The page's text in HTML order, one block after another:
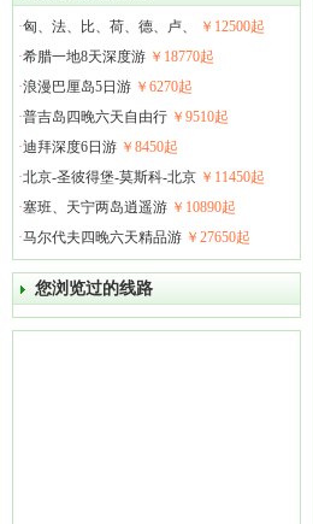
·匈、法、比、荷、德、卢、
￥12500起
·希腊一地8天深度游 ￥18770起
·浪漫巴厘岛5日游 ￥6270起
·普吉岛四晚六天自由行 ￥9510起
·迪拜深度6日游 ￥8450起
·北京-圣彼得堡-莫斯科-北京 ￥11450起
·塞班、天宁两岛逍遥游 ￥10890起
·马尔代夫四晚六天精品游 ￥27650起
您浏览过的线路